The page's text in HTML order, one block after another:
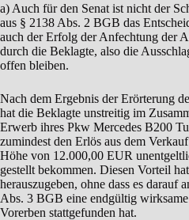
a) Auch für den Senat ist nicht der
aus § 2138 Abs. 2 BGB das
auch der Erfolg der Anfechtung der
durch die Beklagte, also die
offen bleiben.
Nach dem Ergebnis der Erörterung
hat die Beklagte unstreitig im
Erwerb ihres Pkw Mercedes B200
zumindest den Erlös aus dem
Höhe von 12.000,00 EUR
gestellt bekommen. Diesen Vorteil
herauszugeben, ohne dass es darauf
Abs. 3 BGB eine endgültig
Vorerben stattgefunden hat.